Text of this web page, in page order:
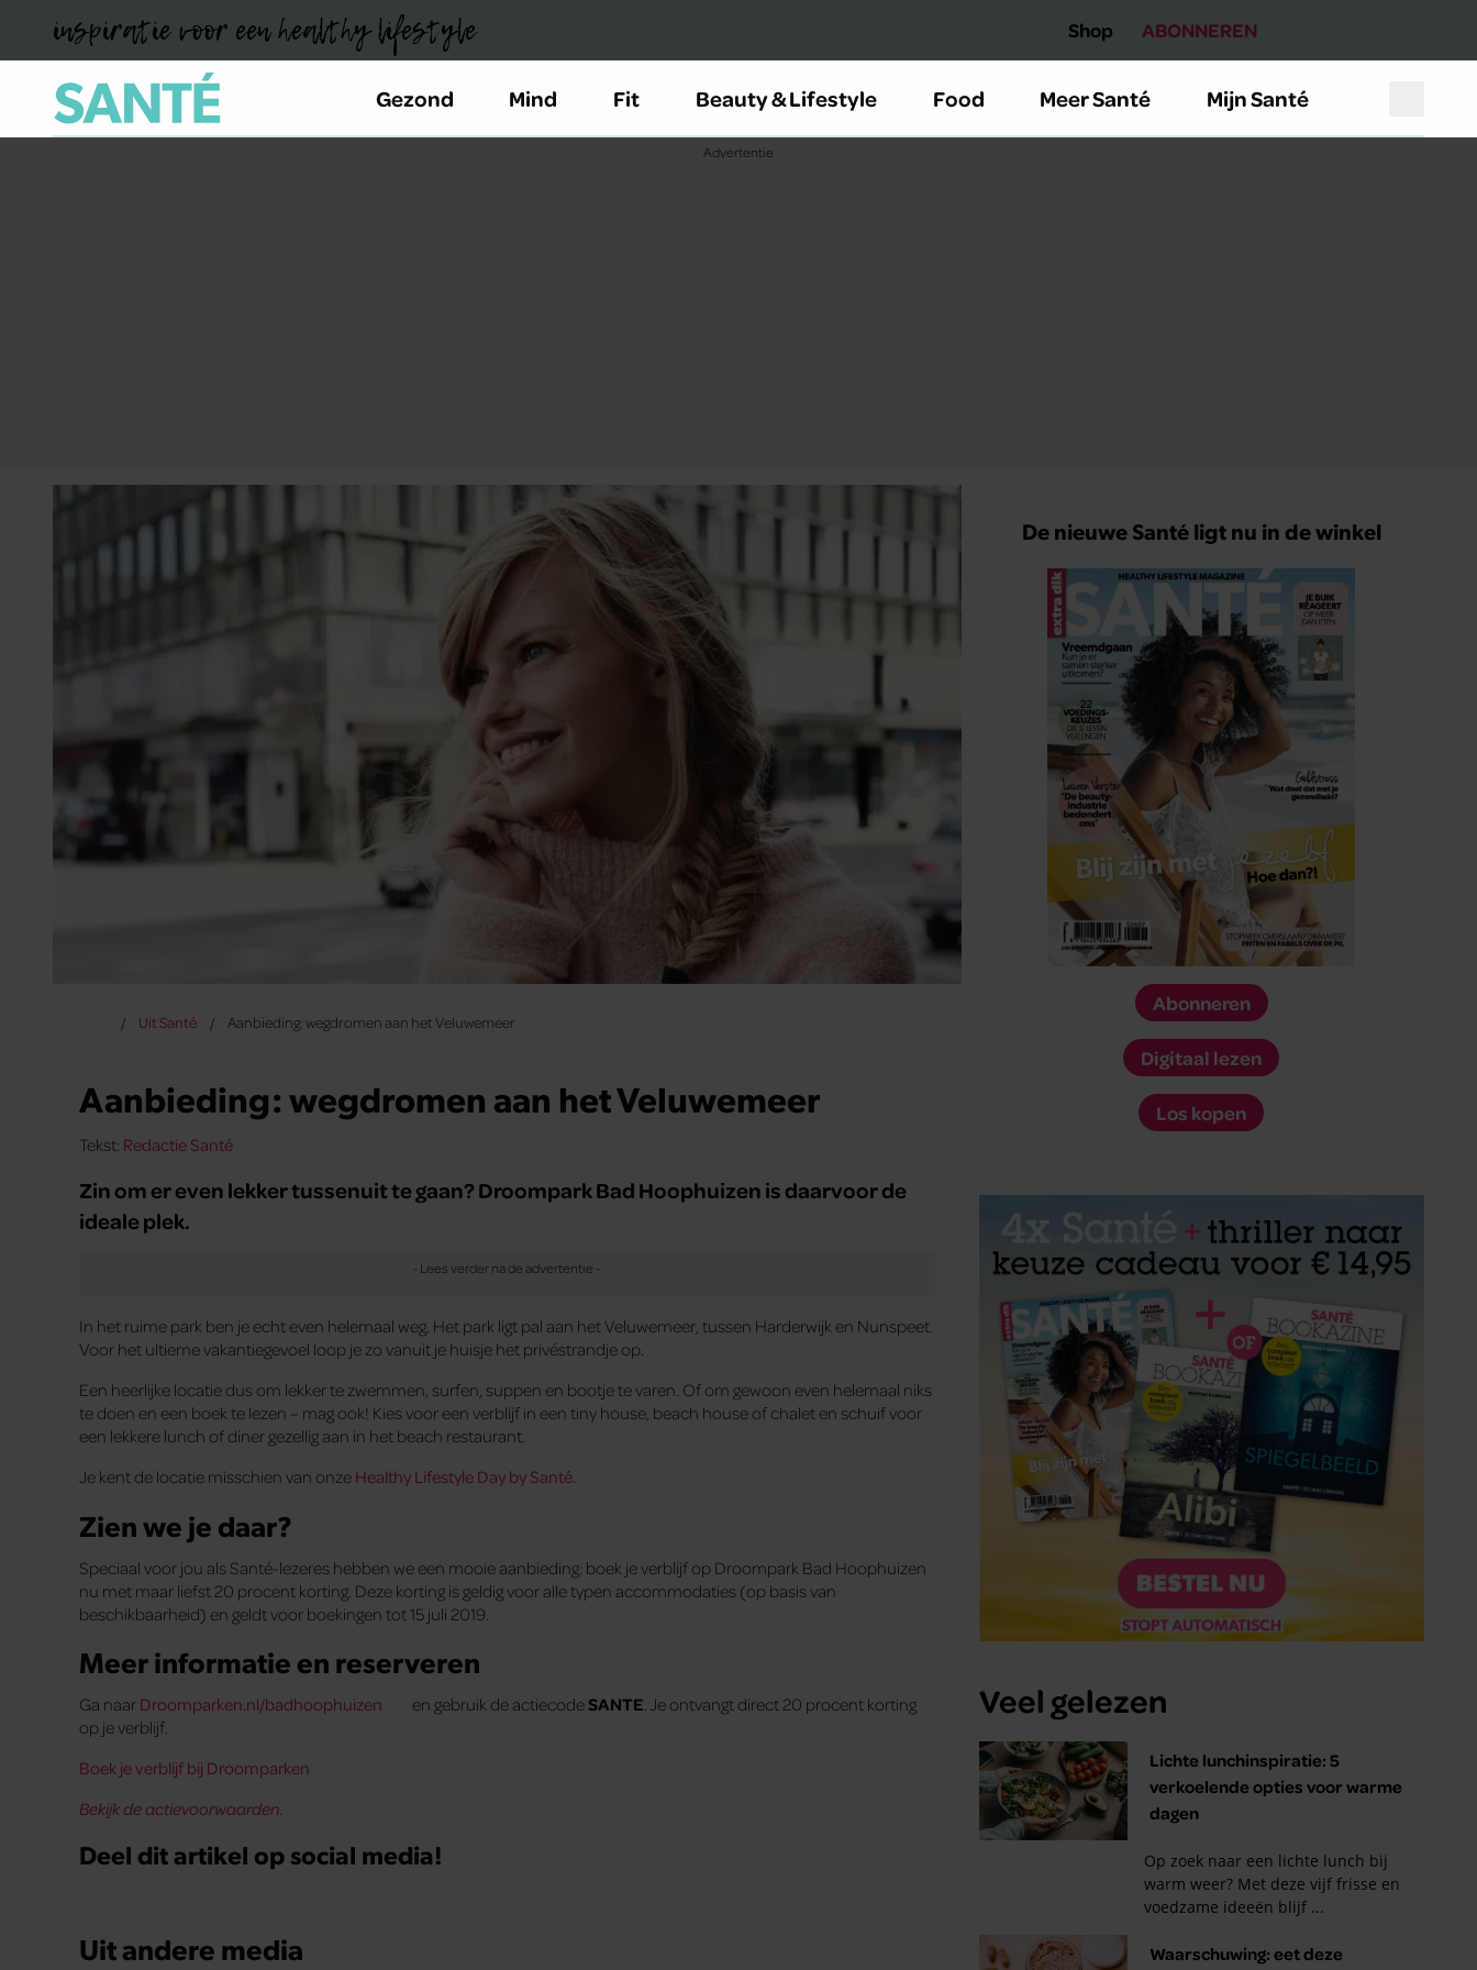
inspiratie voor een healthy lifestyle Shop ABONNEREN
Gezond Mind Fit Beauty & Lifestyle Food Meer Santé Mijn Santé
Uit Santé Aanbieding: wegdromen aan het Veluwemeer
Aanbieding: wegdromen aan het Veluwemeer
Tekst: Redactie Santé
Zin om er even lekker tussenuit te gaan? Droompark Bad Hoophuizen is daarvoor de
ideale plek.
In het ruime park ben je echt even helemaal weg. Het park ligt pal aan het Veluwemeer, tussen Harderwijk en Nunspeet.
Voor het ultieme vakantiegevoel loop je zo vanuit je huisje het privéstrandje op.
Een heerlijke locatie dus om lekker te zwemmen, surfen, suppen en bootje te varen. Of om gewoon even helemaal niks
te doen en een boek te lezen – mag ook! Kies voor een verblijf in een tiny house, beach house of chalet en schuif voor
een lekkere lunch of diner gezellig aan in het beach restaurant.
Je kent de locatie misschien van onze Healthy Lifestyle Day by Santé.
Zien we je daar?
Speciaal voor jou als Santé-lezeres hebben we een mooie aanbieding: boek je verblijf op Droompark Bad Hoophuizen
nu met maar liefst 20 procent korting. Deze korting is geldig voor alle typen accommodaties (op basis van
beschikbaarheid) en geldt voor boekingen tot 15 juli 2019.
Meer informatie en reserveren
Ga naar Droomparken.nl/badhoophuizen en gebruik de actiecodeSANTE . Je ontvangt direct 20 procent korting
op je verblijf.
Boek je verblijf bij Droomparken
Bekijk de actievoorwaarden.
Deel dit artikel op social media!
Uit andere media
De nieuwe Santé ligt nu in de winkel
Abonneren
Digitaal lezen
Los kopen